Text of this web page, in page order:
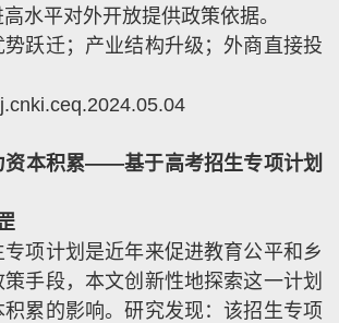
水平对外开放提供政策依据。
势跃迁；产业结构升级；外商直接投
资本积累——基于高考招生专项计划
专项计划是近年来促进教育公平和乡
手段，本文创新性地探索这一计划
累的影响。研究发现：该招生专项